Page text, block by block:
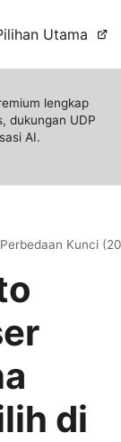
Utama
lengkap
dukungan UDP
AI.
Kunci
di